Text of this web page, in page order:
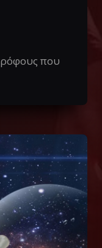
που